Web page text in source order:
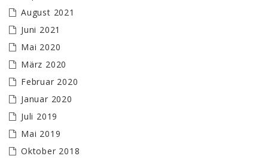
August 2021
Juni 2021
Mai 2020
März 2020
Februar 2020
Januar 2020
Juli 2019
Mai 2019
Oktober 2018